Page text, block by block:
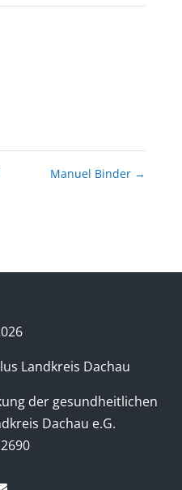
Manuel Binder →
Landkreis Dachau
der gesundheitlichen
Dachau e.G.